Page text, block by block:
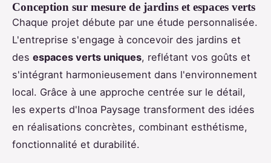
Conception sur mesure de jardins et espaces verts
Chaque projet débute par une étude personnalisée.
L'entreprise s'engage à concevoir des jardins et
des espaces verts uniques, reflétant vos goûts et
s'intégrant harmonieusement dans l'environnement
local. Grâce à une approche centrée sur le détail,
les experts d'Inoa Paysage transforment des idées
en réalisations concrètes, combinant esthétisme,
fonctionnalité et durabilité.